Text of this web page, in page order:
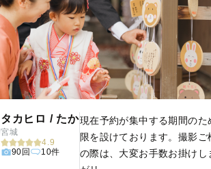
タカヒロ / たか
宮城
4.9
90回
10件
現在予約が集中する期間のた
限を設けております。撮影ご
の際は、大変お手数お掛けし